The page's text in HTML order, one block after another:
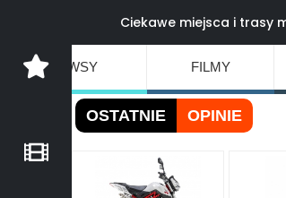
Ciekawe miejsca i trasy
NEWSY FILMY
OSTATNIE OPINIE